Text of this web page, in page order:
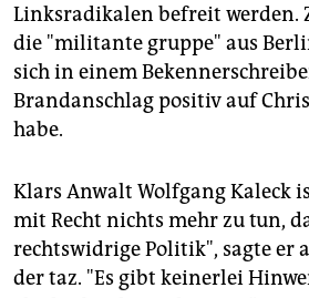
Linksradikalen befreit werden.
die "militante gruppe" aus
sich in einem
Brandanschlag positiv auf
habe.
Klars Anwalt Wolfgang Kaleck
mit Recht nichts mehr zu tun,
rechtswidrige Politik", sagte er
der taz. "Es gibt keinerlei